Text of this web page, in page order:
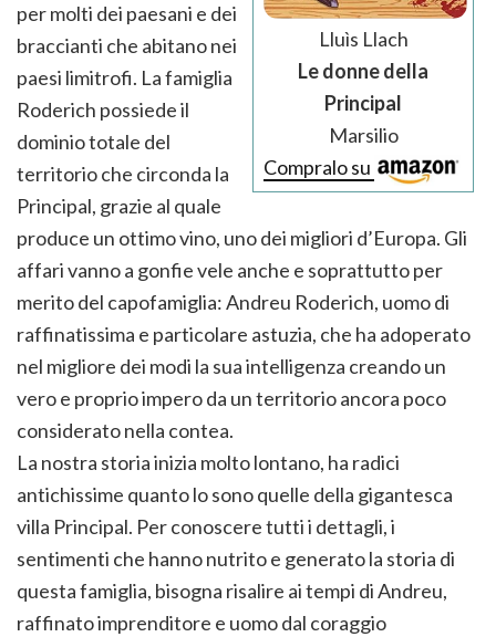
Lluìs Llach
Le donne della
Principal
Marsilio
Compralo su
per molti dei paesani e dei
braccianti che abitano nei
paesi limitrofi. La famiglia
Roderich possiede il
dominio totale del
territorio che circonda la
Principal, grazie al quale
produce un ottimo vino, uno dei migliori d’Europa. Gli
affari vanno a gonfie vele anche e soprattutto per
merito del capofamiglia: Andreu Roderich, uomo di
raffinatissima e particolare astuzia, che ha adoperato
nel migliore dei modi la sua intelligenza creando un
vero e proprio impero da un territorio ancora poco
considerato nella contea.
La nostra storia inizia molto lontano, ha radici
antichissime quanto lo sono quelle della gigantesca
villa Principal. Per conoscere tutti i dettagli, i
sentimenti che hanno nutrito e generato la storia di
questa famiglia, bisogna risalire ai tempi di Andreu,
raffinato imprenditore e uomo dal coraggio